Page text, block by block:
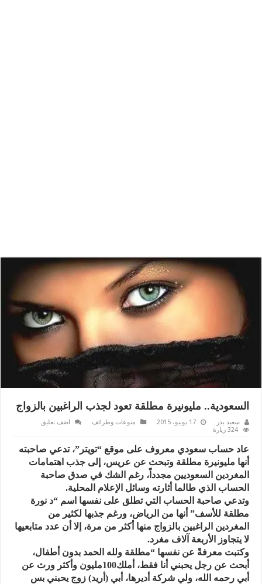
السعودية.. مليونيرة مطلقة تعود لجذب الراغبين بالزواج
سعيد بدر 17 يونيو، 2015 منوعات وطرائف
اضف تعليق
324 زيارة
عاد حساب سعودي معروف على موقع “تويتر”، تدعي صاحبته
أنها مليونيرة مطلقة وتبحث عن عريس، إلى جذب اهتمامات
المغردين السعوديين مجدداً، رغم الشك في صدق صاحبة
الحساب الذي طالما أثارته وسائل الإعلام المحلية.
وتدعي صاحبة الحساب التي تطلق على نفسها اسم “د نورة
مطلقة للأسف” أنها من الرياض، ورغم جذبها لكثير من
المغردين الراغبين بالزواج منها أكثر من مرة، إلا أن عدد متابعيها
لا يتجاوز الأربعة آلاف مغرد.
وكتبت معرفةً عن نفسها “مطلقة ولله الحمد بدون أطفال،
أبحث عن رجل يحبني أنا فقط، أملك100مليون وأكثر ورث عن
أبي رحمه الله، ولي شركة أديرها، أبي (أريد) زوج يحبني بس